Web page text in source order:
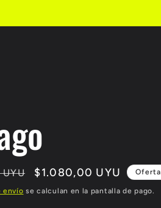
Precio
de
$1.080,00 UYU Oferta
envío se calculan en la pantalla de pago.